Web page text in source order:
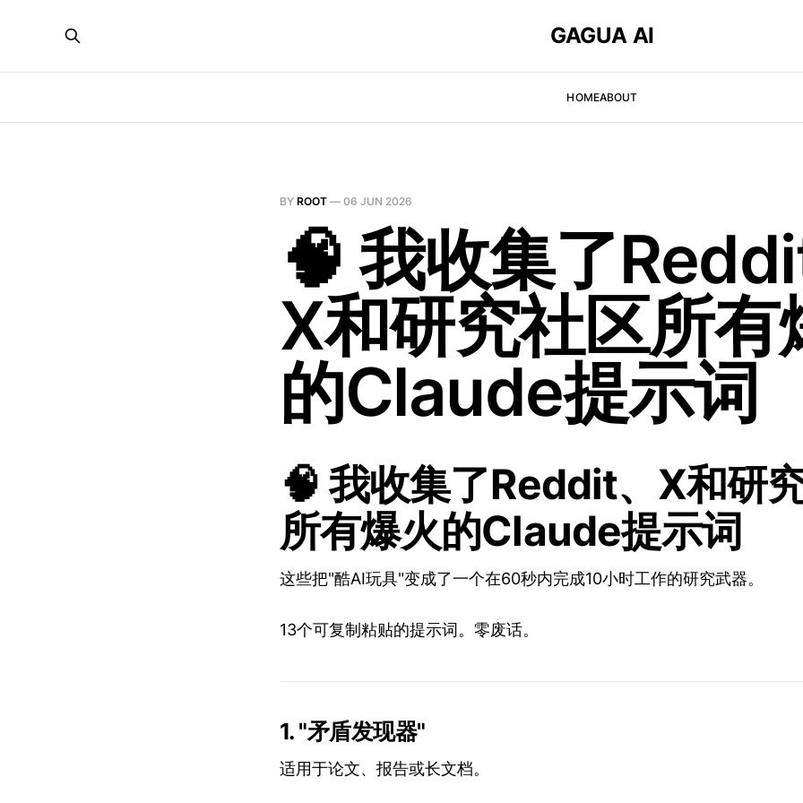
GAGUA AI
HOMEABOUT
BY ROOT — 06 JUN 2026
🧠 我收集了
X和研究社区所有
的Claude提示词
🧠 我收集了Reddit、X和研
所有爆火的Claude提示词
这些把"酷AI玩具"变成了一个在60秒内完成10小时工作的研究武器。
13个可复制粘贴的提示词。零废话。
1. "矛盾发现器"
适用于论文、报告或长文档。